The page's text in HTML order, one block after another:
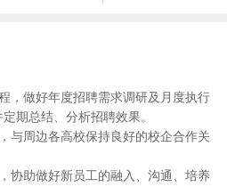
，做好年度招聘需求调研及月度执行
期总结、分析招聘效果。
与周边各高校保持良好的校企合作关
协助做好新员工的融入、沟通、培养